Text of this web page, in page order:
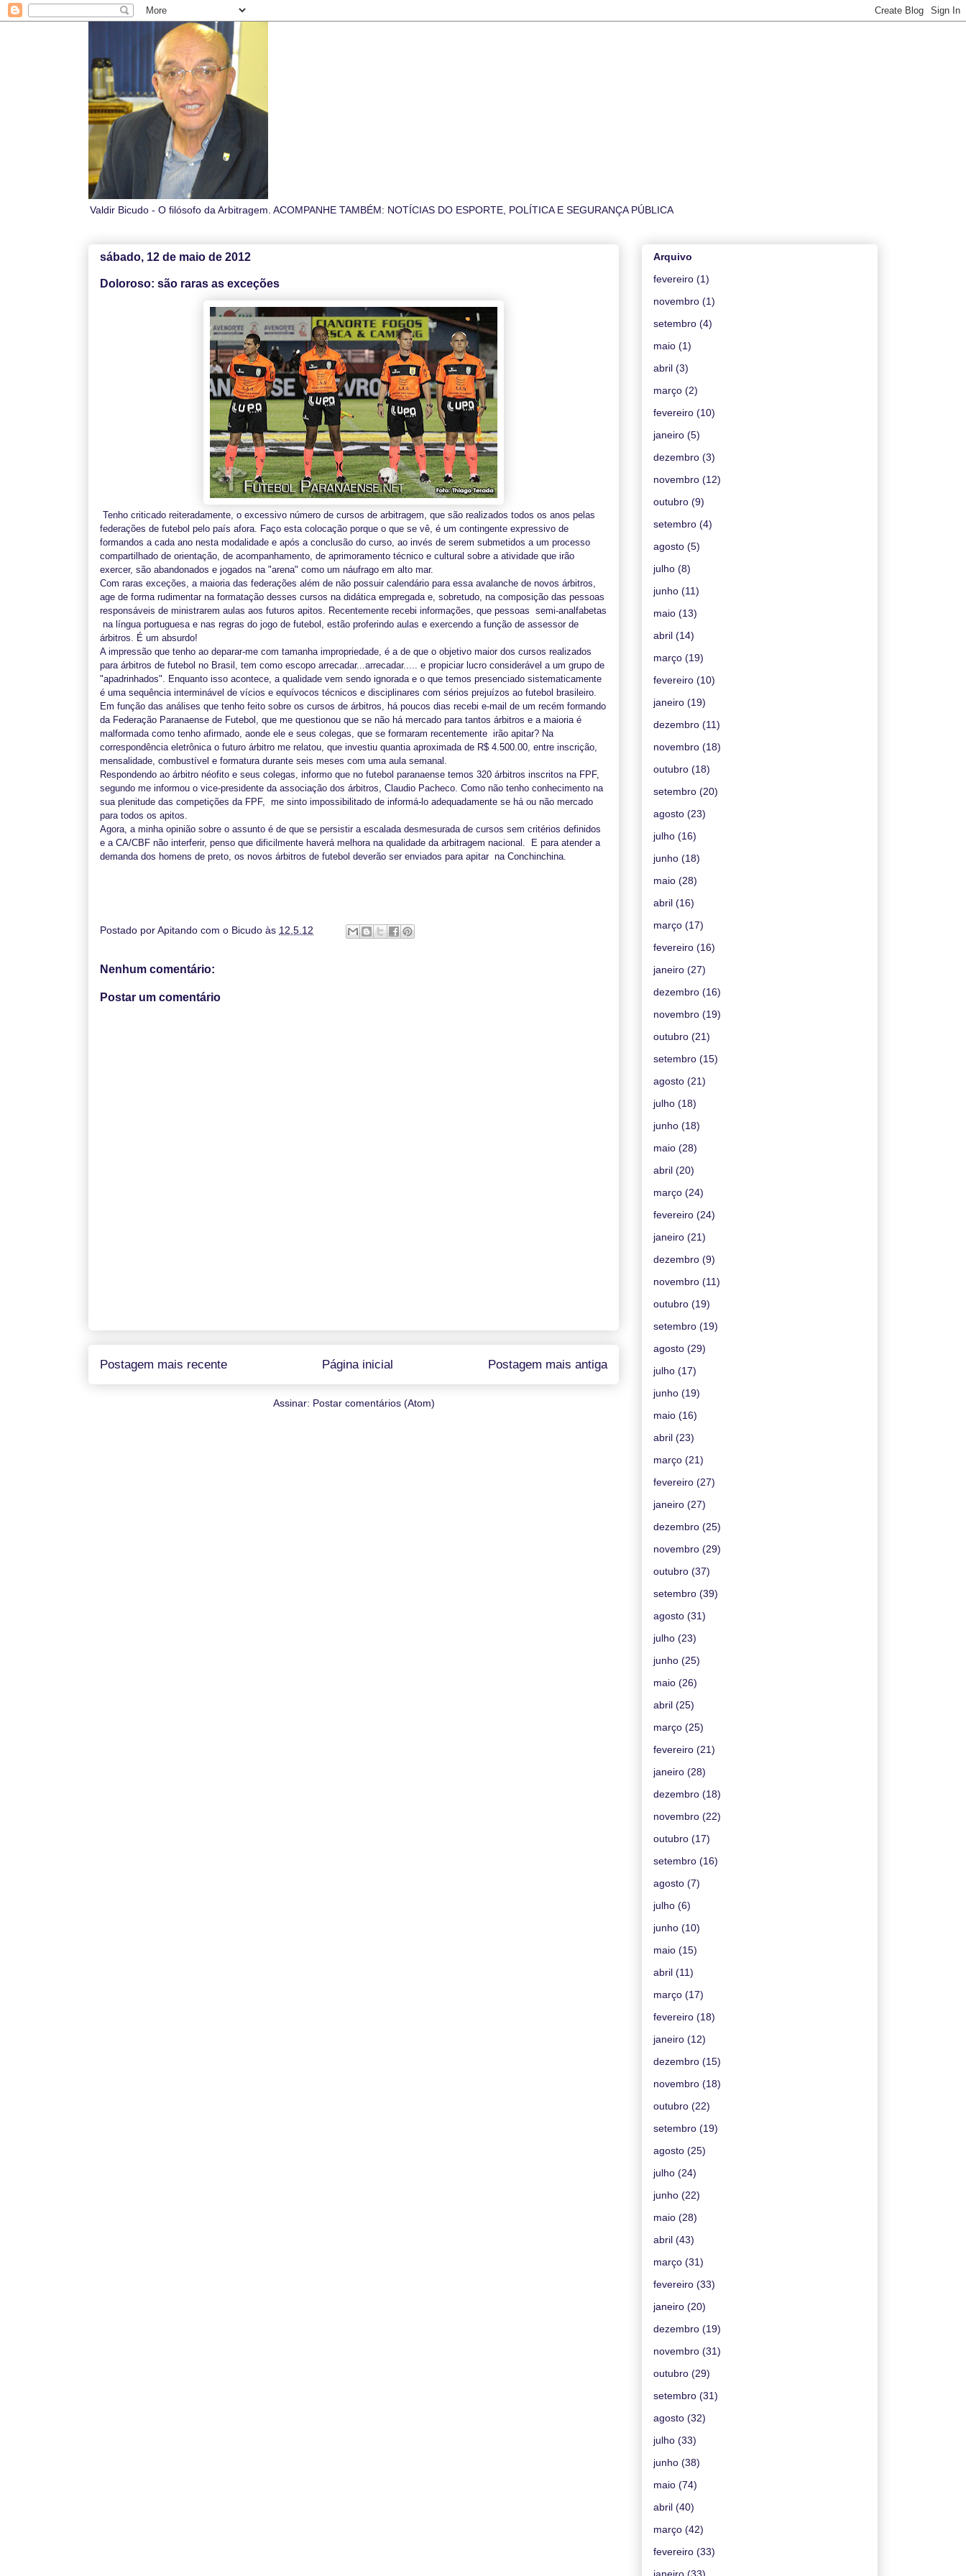
Valdir Bicudo - O filósofo da Arbitragem. ACOMPANHE TAMBÉM: NOTÍCIAS DO ESPORTE, POLÍTICA E SEGURANÇA PÚBLICA
sábado, 12 de maio de 2012
Doloroso: são raras as exceções
Tenho criticado reiteradamente, o excessivo número de cursos de arbitragem, que são realizados todos os anos pelas
federações de futebol pelo país afora. Faço esta colocação porque o que se vê, é um contingente expressivo de
formandos a cada ano nesta modalidade e após a conclusão do curso, ao invés de serem submetidos a um processo
compartilhado de orientação, de acompanhamento, de aprimoramento técnico e cultural sobre a atividade que irão
exercer, são abandonados e jogados na "arena" como um náufrago em alto mar.
Com raras exceções, a maioria das federações além de não possuir calendário para essa avalanche de novos árbitros,
age de forma rudimentar na formatação desses cursos na didática empregada e, sobretudo, na composição das pessoas
responsáveis de ministrarem aulas aos futuros apitos. Recentemente recebi informações, que pessoas semi-analfabetas
na língua portuguesa e nas regras do jogo de futebol, estão proferindo aulas e exercendo a função de assessor de
árbitros. É um absurdo!
A impressão que tenho ao deparar-me com tamanha impropriedade, é a de que o objetivo maior dos cursos realizados
para árbitros de futebol no Brasil, tem como escopo arrecadar...arrecadar..... e propiciar lucro considerável a um grupo de
"apadrinhados". Enquanto isso acontece, a qualidade vem sendo ignorada e o que temos presenciado sistematicamente
é uma sequência interminável de vícios e equívocos técnicos e disciplinares com sérios prejuízos ao futebol brasileiro.
Em função das análises que tenho feito sobre os cursos de árbitros, há poucos dias recebi e-mail de um recém formando
da Federação Paranaense de Futebol, que me questionou que se não há mercado para tantos árbitros e a maioria é
malformada como tenho afirmado, aonde ele e seus colegas, que se formaram recentemente irão apitar? Na
correspondência eletrônica o futuro árbitro me relatou, que investiu quantia aproximada de R$ 4.500.00, entre inscrição,
mensalidade, combustível e formatura durante seis meses com uma aula semanal.
Respondendo ao árbitro néofito e seus colegas, informo que no futebol paranaense temos 320 árbitros inscritos na FPF,
segundo me informou o vice-presidente da associação dos árbitros, Claudio Pacheco. Como não tenho conhecimento na
sua plenitude das competições da FPF, me sinto impossibilitado de informá-lo adequadamente se há ou não mercado
para todos os apitos.
Agora, a minha opinião sobre o assunto é de que se persistir a escalada desmesurada de cursos sem critérios definidos
e a CA/CBF não interferir, penso que dificilmente haverá melhora na qualidade da arbitragem nacional.
E para atender a
demanda dos homens de preto, os novos árbitros de futebol deverão ser enviados para apitar na Conchinchina.
Postado porApitando com o Bicudo às 12.5.12
Nenhum comentário:
Postar um comentário
Postagem mais recente Postagem mais antiga
Página inicial
Assinar: Postar comentários (Atom)
Arquivo
fevereiro (1)
novembro (1)
setembro (4)
maio (1)
abril (3)
março (2)
fevereiro (10)
janeiro (5)
dezembro (3)
novembro (12)
outubro (9)
setembro (4)
agosto (5)
julho (8)
junho (11)
maio (13)
abril (14)
março (19)
fevereiro (10)
janeiro (19)
dezembro (11)
novembro (18)
outubro (18)
setembro (20)
agosto (23)
julho (16)
junho (18)
maio (28)
abril (16)
março (17)
fevereiro (16)
janeiro (27)
dezembro (16)
novembro (19)
outubro (21)
setembro (15)
agosto (21)
julho (18)
junho (18)
maio (28)
abril (20)
março (24)
fevereiro (24)
janeiro (21)
dezembro (9)
novembro (11)
outubro (19)
setembro (19)
agosto (29)
julho (17)
junho (19)
maio (16)
abril (23)
março (21)
fevereiro (27)
janeiro (27)
dezembro (25)
novembro (29)
outubro (37)
setembro (39)
agosto (31)
julho (23)
junho (25)
maio (26)
abril (25)
março (25)
fevereiro (21)
janeiro (28)
dezembro (18)
novembro (22)
outubro (17)
setembro (16)
agosto (7)
julho (6)
junho (10)
maio (15)
abril (11)
março (17)
fevereiro (18)
janeiro (12)
dezembro (15)
novembro (18)
outubro (22)
setembro (19)
agosto (25)
julho (24)
junho (22)
maio (28)
abril (43)
março (31)
fevereiro (33)
janeiro (20)
dezembro (19)
novembro (31)
outubro (29)
setembro (31)
agosto (32)
julho (33)
junho (38)
maio (74)
abril (40)
março (42)
fevereiro (33)